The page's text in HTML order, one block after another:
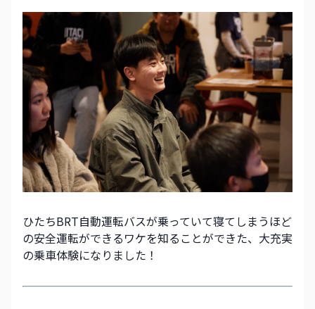
ひたちBRT自動運転バスが乗っていて寝てしまうほど
の安全運転ができるワケを知ることができた、大充実
の乗車体験になりました！